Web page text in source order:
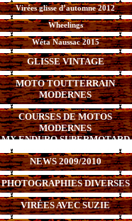
Virées glisse d’automne 2012
Wheelings
Wéta Naussac 2015
GLISSE VINTAGE
MOTO TOUTTERRAIN
MODERNES
COURSES DE MOTOS
MODERNES
MX,ENDURO,SUPERMOTARD
NEWS 2009/2010
PHOTOGRAPHIES DIVERSES
VIRÉES AVEC SUZIE